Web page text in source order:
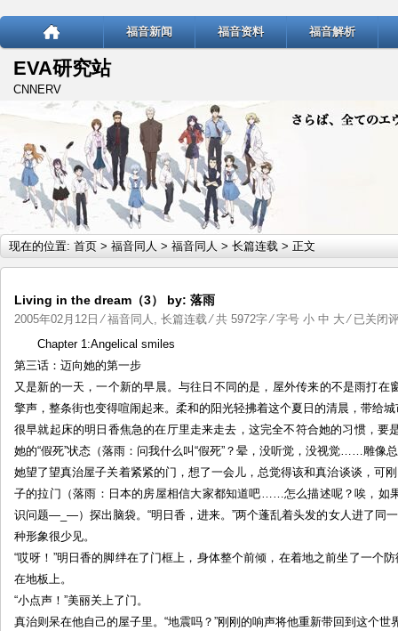
福音新闻 福音资料 福音解析
EVA研究站
CNNERV
现在的位置: 首页 > 福音同人 > 福音同人 > 长篇连载 > 正文
Living in the dream（3） by: 落雨
2005年02月12日 ⁄福音同人 , 长篇连载⁄ 共 5972字 ⁄ 字号 小 中 大 ⁄ Living
by:
落
雨
已关闭
Chapter 1:Angelical smiles
第三话：迈向她的第一步
又是新的一天，一个新的早晨。与往日不同的是，屋外传来的不是雨打在
擎声，整条街也变得喧闹起来。柔和的阳光轻拂着这个夏日的清晨，带给
很早就起床的明日香焦急的在厅里走来走去，这完全不符合她的习惯，要
她的“假死”状态（落雨：问我什么叫“假死”？晕，没听觉，没视觉……雕像
她望了望真治屋子关着紧紧的门，想了一会儿，总觉得该和真治谈谈，可
子的拉门（落雨：日本的房屋相信大家都知道吧……怎么描述呢？唉，
识问题—_—）探出脑袋。“明日香，进来。”两个蓬乱着头发的女人进了同
种形象很少见。
“哎呀！”明日香的脚绊在了门框上，身体整个前倾，在着地之前坐了一个
在地板上。
“小点声！”美丽关上了门。
真治则呆在他自己的屋子里。“地震吗？”刚刚的响声将他重新带回到这个